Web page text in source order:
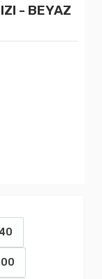
- BEYAZ